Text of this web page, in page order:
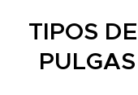
TIPOS